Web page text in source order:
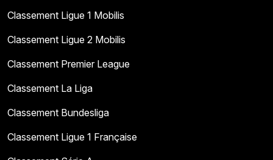
Classement Ligue 1 Mobilis
Classement Ligue 2 Mobilis
Classement Premier League
Classement La Liga
Classement Bundesliga
Classement Ligue 1 Française